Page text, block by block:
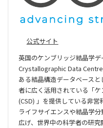
公式サイト
英国のケンブリッジ結晶学
Crystallographic Data
ある結晶構造データベース
者に広く活用されている「
(CSD) 」を提供している非営
ライフサイエンスや結晶学
広げ、世界中の科学者の研究